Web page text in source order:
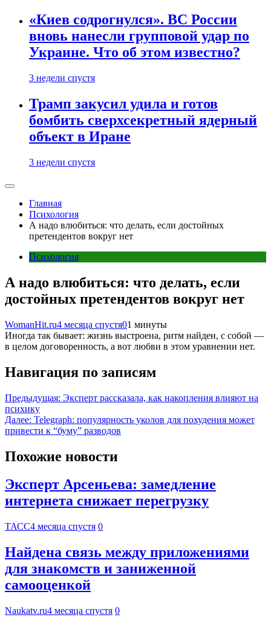
«Киев содрогнулся». ВС России
вновь нанесли групповой удар по
Украине. Что об этом известно?
3 недели спустя
Трамп закусил удила и готов
бомбить сверхсекретный ядерный
объект в Иране
3 недели спустя
Главная
Психология
А надо влюбиться: что делать, если достойных
претендентов вокруг нет
Психология
А надо влюбиться: что делать, если
достойных претендентов вокруг нет
WomanHit.ru4 месяца спустя01 минуты
Иногда так бывает: жизнь выстроена, ритм найден, с собой —
в целом договоренность, а вот любви в этом уравнении нет.
Навигация по записям
Предыдущая: Эксперт рассказала, как накопления влияют на
психику
Далее: Telegraph: популярность уколов для похудения может
привести к “буму” разводов
Похожие новости
Эксперт Арсеньева: замедление
интернета снижает перегрузку
ТАСС4 месяца спустя 0
Найдена связь между приложениями
для знакомств и заниженной
самооценкой
Naukatv.ru4 месяца спустя 0